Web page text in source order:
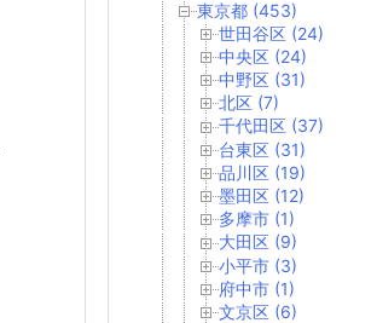
東京都 (453)
世田谷区 (24)
中央区 (24)
中野区 (31)
北区 (7)
千代田区 (37)
台東区 (31)
品川区 (19)
墨田区 (12)
多摩市 (1)
大田区 (9)
小平市 (3)
府中市 (1)
文京区 (6)